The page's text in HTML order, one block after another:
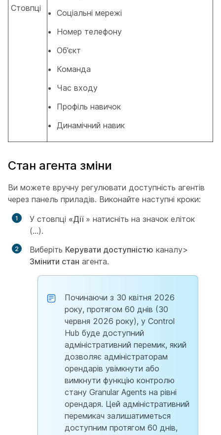
Стовпці
Соціальні мережі
Номер телефону
Об’єкт
Команда
Час входу
Профіль навичок
Динамічний навик
Стан агента зміни
Ви можете вручну регулювати доступність агентів
через панель приладів. Виконайте наступні кроки:
У стовпці «Дії» натисніть на значок еліток
(...).
Виберіть Керувати доступністю каналу>
Змінити стан агента.
Починаючи з 30 квітня 2026
року, протягом 60 днів (30
червня 2026 року), у Control
Hub буде доступний
адміністративний перемик, який
дозволяє адміністраторам
орендарів увімкнути або
вимкнути функцію контролю
стану Granular Agents на рівні
орендаря. Цей адміністративний
перемикач залишатиметься
доступним протягом 60 днів,